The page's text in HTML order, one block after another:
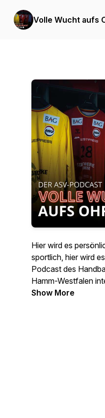
Volle Wucht aufs
Hier wird es
sportlich, hier wird
Podcast des
Hamm-Westfalen
Kottmann
Show More